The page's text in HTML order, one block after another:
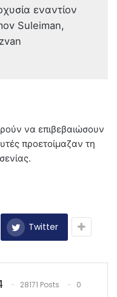
εναντίον
Suleiman,
να επιβεβαιώσουν
προετοίμαζαν τη
Twitter
28171 Posts
0